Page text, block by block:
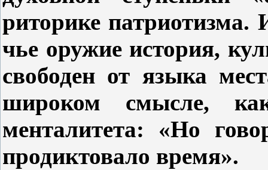
риторике
чье оружие история,
свободен от языка
широком смысле,
менталитета: «Но
продиктовало время».